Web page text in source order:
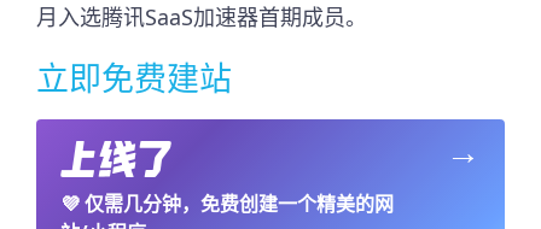
月入选腾讯SaaS加速器首期成员。​
立即免费建站
💜仅需几分钟，免费创建一个精美的网
→